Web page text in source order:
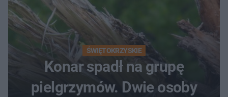
ŚWIĘTOKRZYSKIE
Konar spadł na grupę
pielgrzymów. Dwie osoby